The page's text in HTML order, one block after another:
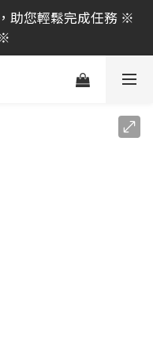
享免運費，工具補貨
動商品
助您輕鬆完成任務 ※
享免運費，工具補貨
動商品